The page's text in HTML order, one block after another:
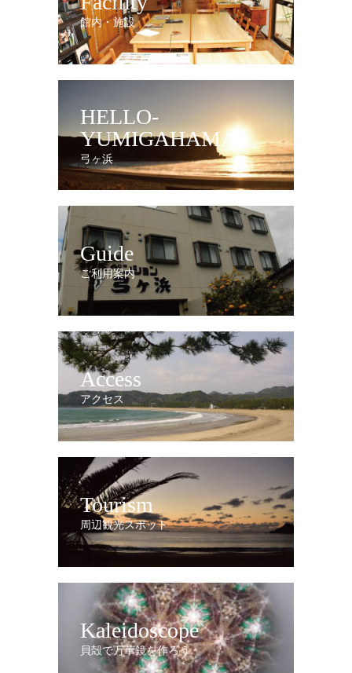
館内・施設
HELLO-
YUMIGAHAMA
弓ヶ浜
Guide
ご利用案内
Access
アクセス
Tourism
周辺観光スポット
Kaleidoscope
貝殻で万華鏡を作ろう